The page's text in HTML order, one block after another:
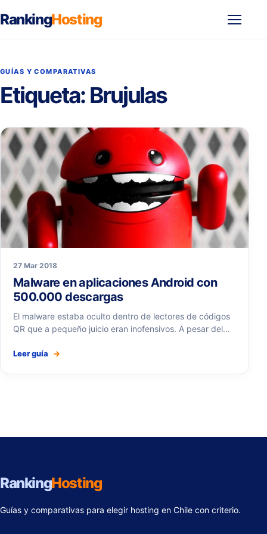
RankingHosting
GUÍAS Y COMPARATIVAS
Etiqueta: Brujulas
27 Mar 2018
Malware en aplicaciones Android con
500.000 descargas
El malware estaba oculto dentro de lectores de códigos
QR que a pequeño juicio eran inofensivos. A pesar del…
Leer guía →
RankingHosting
Guías y comparativas para elegir hosting en Chile con criterio.